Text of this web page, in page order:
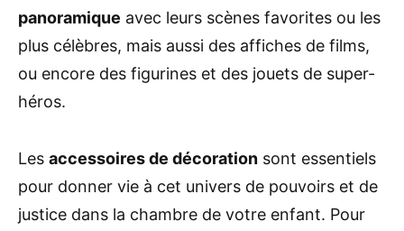
panoramique avec leurs scènes favorites ou les
plus célèbres, mais aussi des affiches de films,
ou encore des figurines et des jouets de super-
héros.
Les accessoires de décoration sont essentiels
pour donner vie à cet univers de pouvoirs et de
justice dans la chambre de votre enfant. Pour